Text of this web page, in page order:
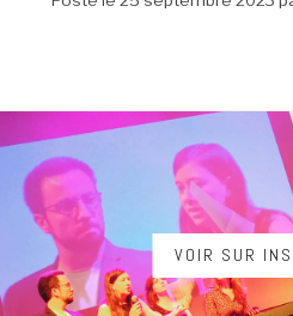
VOIR SUR